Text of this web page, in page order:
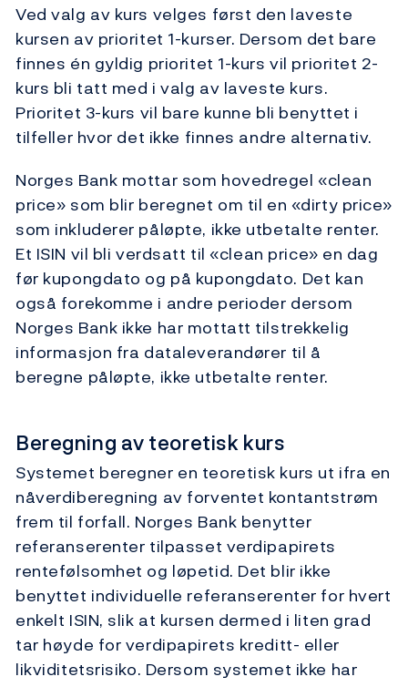
Ved valg av kurs velges først den laveste
kursen av prioritet 1-kurser. Dersom det bare
finnes én gyldig prioritet 1-kurs vil prioritet 2-
kurs bli tatt med i valg av laveste kurs.
Prioritet 3-kurs vil bare kunne bli benyttet i
tilfeller hvor det ikke finnes andre alternativ.
Norges Bank mottar som hovedregel «clean
price» som blir beregnet om til en «dirty price»
som inkluderer påløpte, ikke utbetalte renter.
Et ISIN vil bli verdsatt til «clean price» en dag
før kupongdato og på kupongdato. Det kan
også forekomme i andre perioder dersom
Norges Bank ikke har mottatt tilstrekkelig
informasjon fra dataleverandører til å
beregne påløpte, ikke utbetalte renter.
Beregning av teoretisk kurs
Systemet beregner en teoretisk kurs ut ifra en
nåverdiberegning av forventet kontantstrøm
frem til forfall. Norges Bank benytter
referanserenter tilpasset verdipapirets
rentefølsomhet og løpetid. Det blir ikke
benyttet individuelle referanserenter for hvert
enkelt ISIN, slik at kursen dermed i liten grad
tar høyde for verdipapirets kreditt- eller
likviditetsrisiko. Dersom systemet ikke har